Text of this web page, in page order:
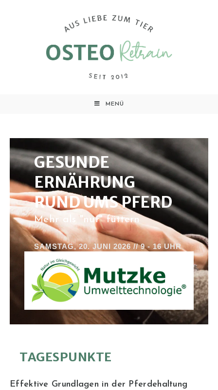
MENÜ
GESUNDE
ERNÄHRUNG
RUND UMS PFERD
Mehr als "nur" füttern
SAMSTAG, 20. JUNI 2026 // 9 - 16 UHR
TAGESPUNKTE
Effektive Grundlagen in der Pferdehaltung